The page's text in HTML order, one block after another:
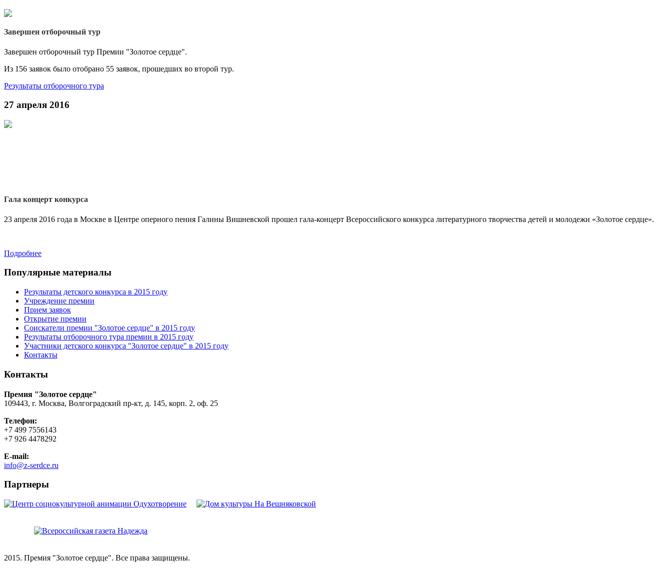
Завершен отборочный тур
Завершен отборочный тур Премии "Золотое сердце".
Из 156 заявок было отобрано 55 заявок, прошедших во второй тур.
Результаты отборочного тура
27 апреля 2016
Гала концерт конкурса
23 апреля 2016 года в Москве в Центре оперного пения Галины Вишневской прошел гала-концерт Всероссийского конкурса литературного творчества детей и молодежи «Золотое сердце».
Подробнее
Популярные материалы
Результаты детского конкурса в 2015 году
Учреждение премии
Прием заявок
Открытие премии
Соискатели премии "Золотое сердце" в 2015 году
Результаты отборочного тура премии в 2015 году
Участники детского конкурса "Золотое сердце" в 2015 году
Контакты
Контакты
Премия "Золотое сердце"
109443, г. Москва, Волгоградский пр-кт, д. 145, корп. 2, оф. 25
Телефон:
+7 499 7556143
+7 926 4478292
E-mail:
info@z-serdce.ru
Партнеры
2015. Премия "Золотое сердце". Все права защищены.